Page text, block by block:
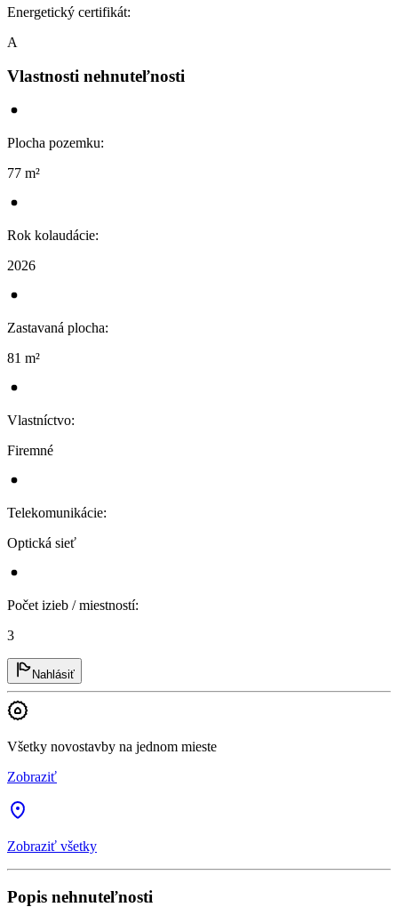
Energetický certifikát:
A
Vlastnosti nehnuteľnosti
Plocha pozemku:
77 m²
Rok kolaudácie:
2026
Zastavaná plocha:
81 m²
Vlastníctvo:
Firemné
Telekomunikácie:
Optická sieť
Počet izieb / miestností:
3
Nahlásiť
Všetky novostavby na jednom mieste
Zobraziť
Zobraziť všetky
Popis nehnuteľnosti